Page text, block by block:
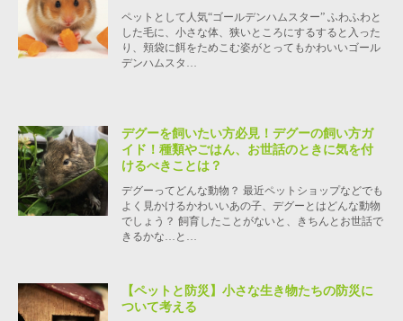
ペットとして人気“ゴールデンハムスター” ふわふわと
した毛に、小さな体、狭いところにするすると入った
り、頬袋に餌をためこむ姿がとってもかわいいゴール
デンハムスタ…
デグーを飼いたい方必見！デグーの飼い方ガ
イド！種類やごはん、お世話のときに気を付
けるべきことは？
デグーってどんな動物？ 最近ペットショップなどでも
よく見かけるかわいいあの子、デグーとはどんな動物
でしょう？ 飼育したことがないと、きちんとお世話で
きるかな…と…
【ペットと防災】小さな生き物たちの防災に
ついて考える